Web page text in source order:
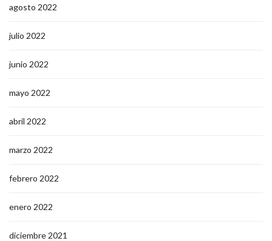
agosto 2022
julio 2022
junio 2022
mayo 2022
abril 2022
marzo 2022
febrero 2022
enero 2022
diciembre 2021